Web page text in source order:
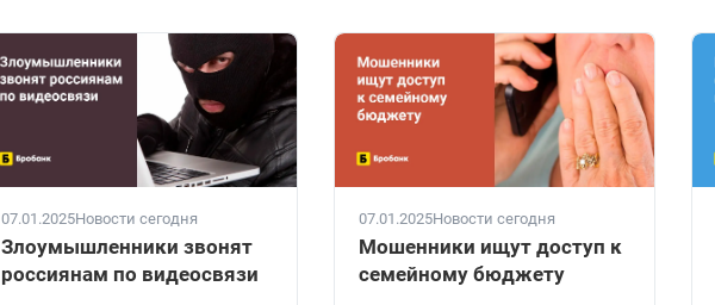
07.01.2025Новости сегодня
Злоумышленники звонят
россиянам по видеосвязи
07.01.2025Новости сегодня
Мошенники ищут доступ к
семейному бюджету